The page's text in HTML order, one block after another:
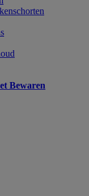
Bewaren